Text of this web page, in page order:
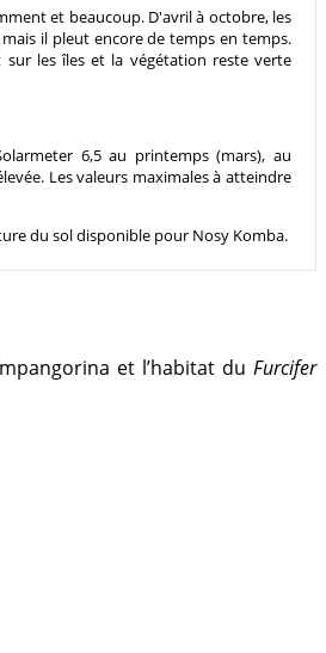
et beaucoup. D'avril à octobre, les
il pleut encore de temps en temps.
les îles et la végétation reste verte
6,5 au printemps (mars), au
Les valeurs maximales à atteindre
du sol disponible pour Nosy Komba.
et l’habitat du Furcifer